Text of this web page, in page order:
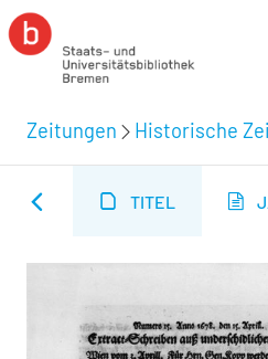
Zeitungen Historische
TITEL